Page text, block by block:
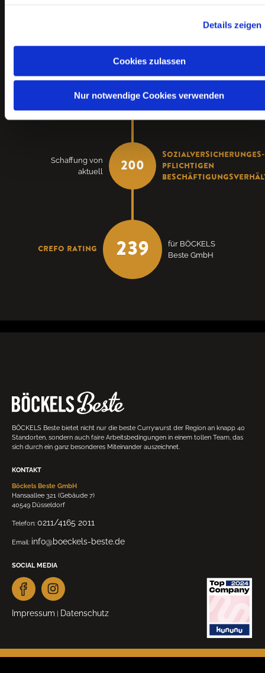
Details zeigen
Cookies zulassen
Nur notwendige Cookies verwenden
200%
gegenüber
verschiedenen
OBI und real,-
Schaffung von
aktuell
200
sozialversicherunges-
pflichtigen
CREFO Rating 239
für BÖCKELS
Beste GmbH
BÖCKELS Beste bietet nicht nur die beste Currywurst der Region an knapp 40
Standorten, sondern auch faire Arbeitsbedingungen in einem tollen Team, das
sich durch ein ganz besonderes Miteinander auszeichnet.
KONTAKT
Böckels Beste GmbH
Hansaallee 321 (Gebäude 7)
40549 Düsseldorf
Telefon: 0211/4165 2011
Email: info@boeckels-beste.de
SOCIAL MEDIA
Impressum | Datenschutz